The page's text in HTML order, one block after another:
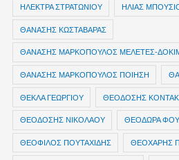
ΗΛΕΚΤΡΑ ΣΤΡΑΤΩΝΙΟΥ ΗΛΙΑΣ
ΘΑΝΑΣΗΣ ΚΩΣΤΑΒΑΡΑΣ
ΘΑΝΑΣΗΣ ΜΑΡΚΟΠΟΥΛΟΣ ΜΕΛΕΤΕΣ-
ΘΑΝΑΣΗΣ ΜΑΡΚΟΠΟΥΛΟΣ ΠΟΙΗΣΗ
ΘΕΚΛΑ ΓΕΩΡΓΙΟΥ ΘΕΟΔΟΣΗΣ
ΘΕΟΔΟΣΗΣ ΝΙΚΟΛΑΟΥ ΘΕΟΔΩΡΑ
ΘΕΟΦΙΛΟΣ ΠΟΥΤΑΧΙΔΗΣ ΘΕΟΧΑΡΗΣ